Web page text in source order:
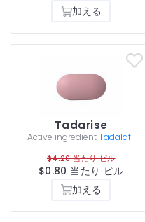
加える
Tadarise
Active ingredientTadalafil
$4.26 当たり ピル
$0.80 当たり ピル
加える